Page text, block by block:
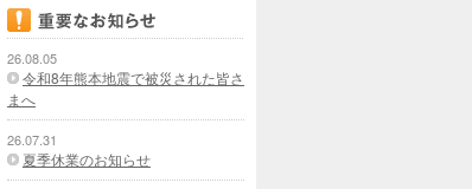
26.08.05
令和8年熊本地震で被災された皆さ
まへ
26.07.31
夏季休業のお知らせ